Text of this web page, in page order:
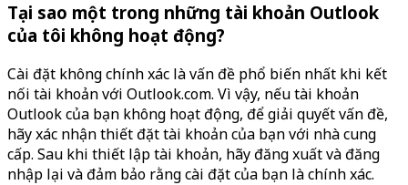
Tại sao một trong những tài khoản Outlook
của tôi không hoạt động?
Cài đặt không chính xác là vấn đề phổ biến nhất khi kết
nối tài khoản với Outlook.com. Vì vậy, nếu tài khoản
Outlook của bạn không hoạt động, để giải quyết vấn đề,
hãy xác nhận thiết đặt tài khoản của bạn với nhà cung
cấp. Sau khi thiết lập tài khoản, hãy đăng xuất và đăng
nhập lại và đảm bảo rằng cài đặt của bạn là chính xác.